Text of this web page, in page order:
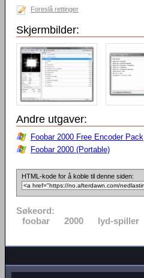
Foreslå rettinger
Skjermbilder:
Andre utgaver:
Foobar 2000 Free Encoder Pack
Foobar 2000 (Portable)
HTML-kode for å koble til denne siden:
Søkeord:
foobar
2000 lyd-spiller